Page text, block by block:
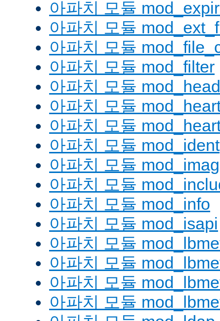
아파치 모듈
아파치 모듈
아파치 모듈
아파치 모듈 mod_filter
아파치 모듈
아파치 모듈
아파치 모듈
아파치 모듈 mod_ident
아파치 모듈
아파치 모듈
아파치 모듈 mod_info
아파치 모듈 mod_isapi
아파치 모듈
아파치 모듈
아파치 모듈
아파치 모듈